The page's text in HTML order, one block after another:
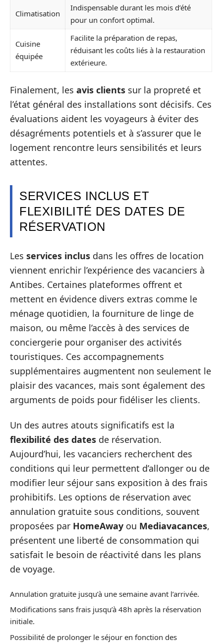
Climatisation
Indispensable durant les mois d’été
pour un confort optimal.
Cuisine
équipée
Facilite la préparation de repas,
réduisant les coûts liés à la restauration
extérieure.
Finalement, les avis clients sur la propreté et
l’état général des installations sont décisifs. Ces
évaluations aident les voyageurs à éviter des
désagréments potentiels et à s’assurer que le
logement rencontre leurs sensibilités et leurs
attentes.
SERVICES INCLUS ET
FLEXIBILITÉ DES DATES DE
RÉSERVATION
Les services inclus dans les offres de location
viennent enrichir l’expérience des vacanciers à
Antibes. Certaines plateformes offrent et
mettent en évidence divers extras comme le
ménage quotidien, la fourniture de linge de
maison, ou même l’accès à des services de
conciergerie pour organiser des activités
touristiques. Ces accompagnements
supplémentaires augmentent non seulement le
plaisir des vacances, mais sont également des
arguments de poids pour fidéliser les clients.
Un des autres atouts significatifs est la
flexibilité des dates de réservation.
Aujourd’hui, les vacanciers recherchent des
conditions qui leur permettent d’allonger ou de
modifier leur séjour sans exposition à des frais
prohibitifs. Les options de réservation avec
annulation gratuite sous conditions, souvent
proposées par HomeAway ou Mediavacances,
présentent une liberté de consommation qui
satisfait le besoin de réactivité dans les plans
de voyage.
Annulation gratuite jusqu’à une semaine avant l’arrivée.
Modifications sans frais jusqu’à 48h après la réservation
initiale.
Possibilité de prolonger le séjour en fonction des